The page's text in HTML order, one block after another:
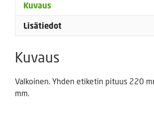
Kuvaus
Lisätiedot
Kuvaus
Valkoinen. Yhden etiketin pituus 220
mm.